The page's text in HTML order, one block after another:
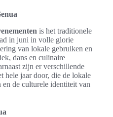
is het traditionele
in juni in volle glorie
van lokale gebruiken en
dans en culinaire
zijn er verschillende
hele jaar door, die de lokale
en de culturele identiteit van